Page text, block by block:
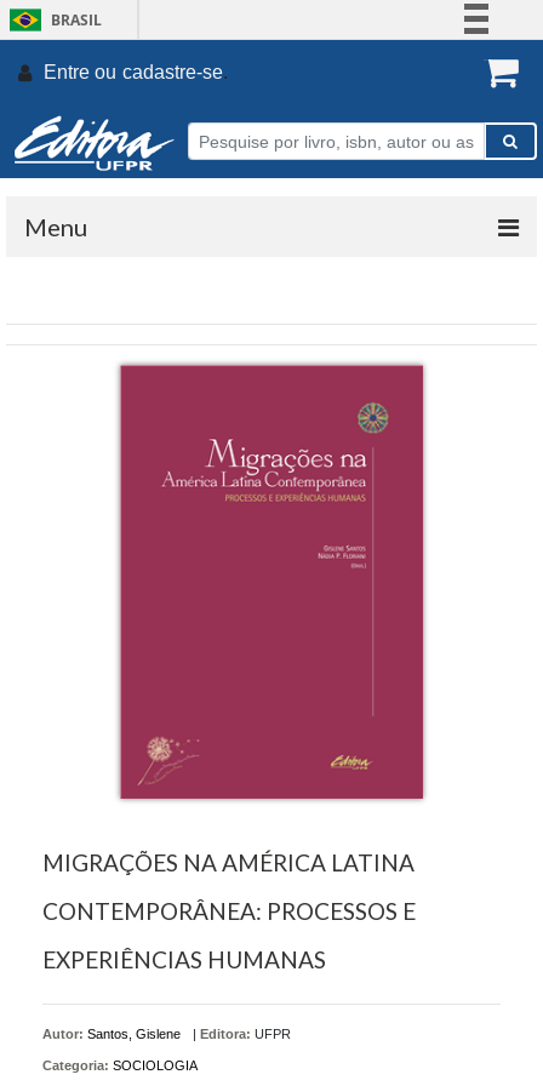
BRASIL
Participe
Entre ou cadastre-se.
Menu
MIGRAÇÕES NA AMÉRICA LATINA
CONTEMPORÂNEA: PROCESSOS E
EXPERIÊNCIAS HUMANAS
Autor: Santos, Gislene | Editora: UFPR
Categoria: SOCIOLOGIA